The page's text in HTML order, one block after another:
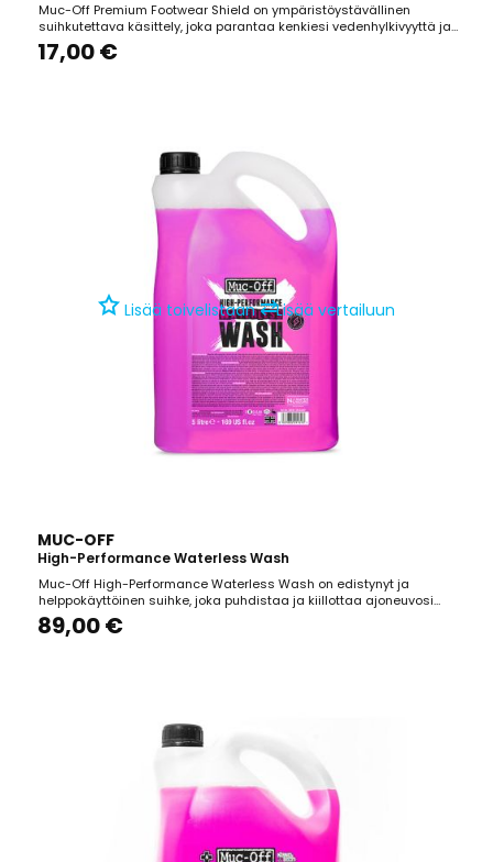
Muc-Off Premium Footwear Shield on ympäristöystävällinen
suihkutettava käsittely, joka parantaa kenkiesi vedenhylkivyyttä ja
suojaa jalkojasi tehokkaasti seuraavalla pyöräilyretkellä tai
seikkailulla. Sen edistynyt polymeeriteknologia tarjoaa erinomaisen
17,00 €
Lisää toivelistaan⇄Lisää vertailuun
MUC-OFF
High-Performance Waterless Wash
Muc-Off High-Performance Waterless Wash on edistynyt ja
helppokäyttöinen suihke, joka puhdistaa ja kiillottaa ajoneuvosi
ilman vettä. Sen innovatiivinen koostumus kapseloi lian, estäen
naarmujen syntymisen, ja jättää jälkeensä raidattoman, kiiltävän
89,00 €